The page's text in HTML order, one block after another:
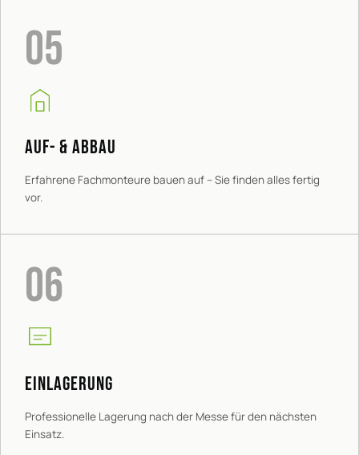
05
AUF- & ABBAU
Erfahrene Fachmonteure bauen auf – Sie finden alles fertig
vor.
06
EINLAGERUNG
Professionelle Lagerung nach der Messe für den nächsten
Einsatz.